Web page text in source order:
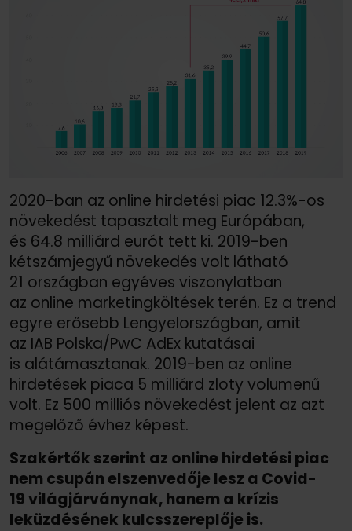
2020-ban az online hirdetési piac 12.3%-os
növekedést tapasztalt meg Európában,
és 64.8 milliárd eurót tett ki. 2019-ben
kétszámjegyű növekedés volt látható
21 országban egyéves viszonylatban
az online marketingköltések terén. Ez a trend
egyre erősebb Lengyelországban, amit
az IAB Polska/PwC AdEx kutatásai
is alátámasztanak. 2019-ben az online
hirdetések piaca 5 milliárd zloty volumenű
volt. Ez 500 milliós növekedést jelent az azt
megelőző évhez képest.
Szakértők szerint az online hirdetési piac
nem csupán elszenvedője lesz a Covid-
19 világjárványnak, hanem a krízis
leküzdésének kulcsszereplője is.